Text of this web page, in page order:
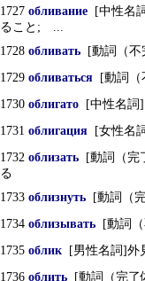
1727 обливание [中性名
ること; ...
1728 обливать [動詞（
1729 обливаться [動詞（
1730 облигато [中性名詞
1731 облигация [女性名
1732 облизать [動詞（完
る
1733 облизнуть [動詞（
1734 облизывать [動詞
1735 облик [男性名詞]外
1736 облить [動詞（完